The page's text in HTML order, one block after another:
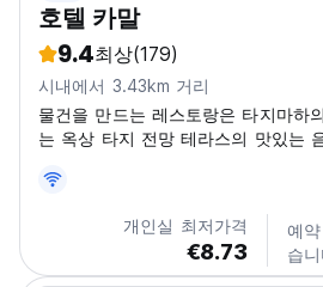
호텔 카말
9.4최상(179)
시내에서 3.43km 거리
물건을 만드는 레스토랑은 타지마하
는 옥상 타지 전망 테라스의 맛있는
개인실 최저가격
€8.73
예
습